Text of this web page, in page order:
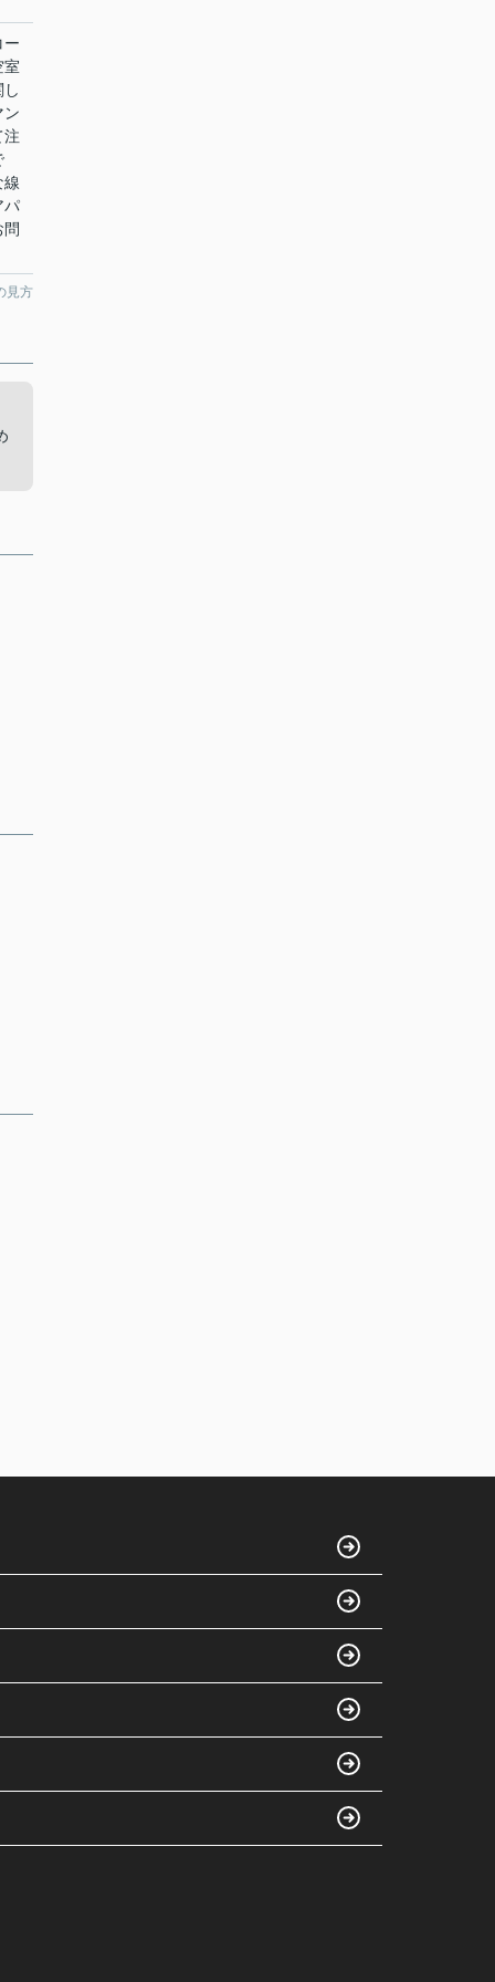
ー
室
ン
注
線
パ
見方